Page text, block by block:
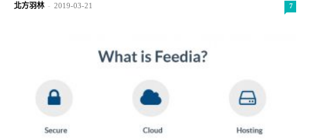
北方羽林 - 2019-03-21 7